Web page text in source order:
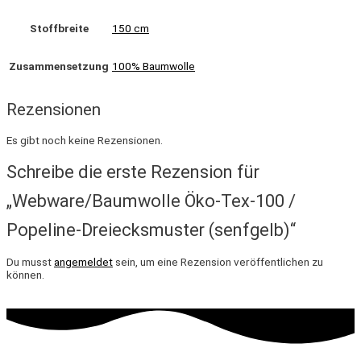
Stoffbreite 150 cm
Zusammensetzung 100% Baumwolle
Rezensionen
Es gibt noch keine Rezensionen.
Schreibe die erste Rezension für
„Webware/Baumwolle Öko-Tex-100 /
Popeline-Dreiecksmuster (senfgelb)“
Du musstangemeldet sein, um eine Rezension veröffentlichen zu
können.